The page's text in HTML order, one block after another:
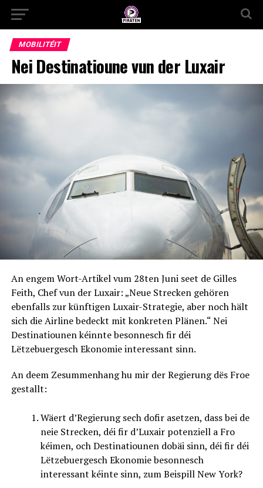
MOBILITÉIT
Nei Destinatioune vun der Luxair
An engem Wort-Artikel vum 28ten Juni seet de Gilles
Feith, Chef vun der Luxair: „Neue Strecken gehören
ebenfalls zur künftigen Luxair-Strategie, aber noch hält
sich die Airline bedeckt mit konkreten Plänen.“ Nei
Destinatiounen kéinnte besonnesch fir déi
Lëtzebuergesch Ekonomie interessant sinn.
An deem Zesummenhang hu mir der Regierung dës Froe
gestallt:
Wäert d’Regierung sech dofir asetzen, dass bei de
neie Strecken, déi fir d’Luxair potenziell a Fro
kéimen, och Destinatiounen dobäi sinn, déi fir déi
Lëtzebuergesch Ekonomie besonnesch
interessant kéinte sinn, zum Beispill New York?